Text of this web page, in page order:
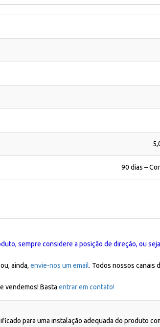
90 dias –
sempre considere a posição de direção, ou
ou, ainda, envie-nos um email. Todos nossos canais
vendemos! Basta entrar em contato!
para uma instalação adequada do produto